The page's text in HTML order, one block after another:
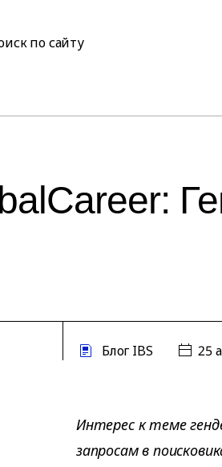
по сайту
Блог IBS 25
Интерес к теме
запросам в